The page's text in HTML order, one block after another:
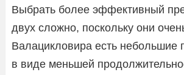
Выбрать более эффективный
двух сложно, поскольку они
Валацикловира есть небольшие
в виде меньшей